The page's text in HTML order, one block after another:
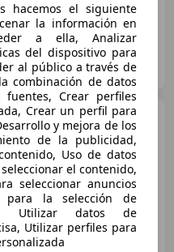
Porsche CaymanS
€ 32.900
Preciojusto
217 kW (295 CV)
hacemos el siguiente
la información en
a ella, Analizar
del dispositivo para
al público a través de
combinación de datos
fuentes, Crear perfiles
Crear un perfil para
y mejora de los
de la publicidad,
Uso de datos
el contenido,
seleccionar anuncios
para la selección de
Utilizar datos de
Utilizar perfiles para